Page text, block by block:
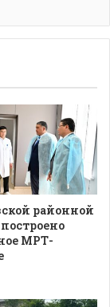
районной
МРТ-